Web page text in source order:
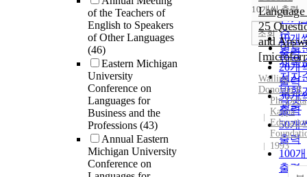
of the Teachers of
English to Speakers
of Other Languages
(46)
Eastern Michigan
University
Conference on
Languages for
Business and the
Professions (43)
Annual Eastern
Michigan University
Conference on
순
인기
순
연도
제목
저자
발행
관순
내림
10개씩 출력
10개
출력
20개
출력
30개
출력
50개
출력
100
출력
조회
Language
25
and
Walling,
Donovan R
Phi Delta
Kappa
1993